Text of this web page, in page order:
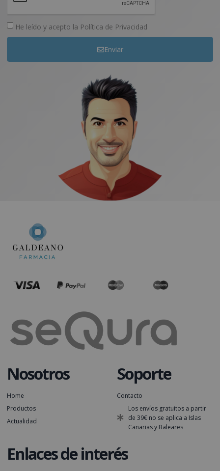
He leído y acepto la Política de Privacidad
Enviar
Nosotros
Home
Productos
Actualidad
Soporte
Contacto
Los envíos gratuitos a partir
de 39€ no se aplica a Islas
Canarias y Baleares
Enlaces de interés